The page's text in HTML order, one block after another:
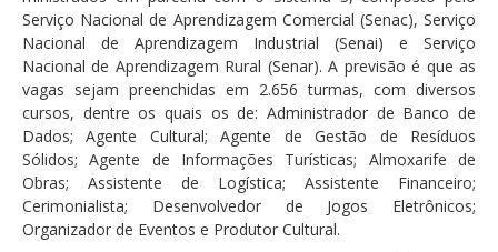
Serviço Nacional de Aprendizagem Comercial (Senac), Serviço
Nacional de Aprendizagem Industrial (Senai) e Serviço
Nacional de Aprendizagem Rural (Senar). A previsão é que as
vagas sejam preenchidas em 2.656 turmas, com diversos
cursos, dentre os quais os de: Administrador de Banco de
Dados; Agente Cultural; Agente de Gestão de Resíduos
Sólidos; Agente de Informações Turísticas; Almoxarife de
Obras; Assistente de Logística; Assistente Financeiro;
Cerimonialista; Desenvolvedor de Jogos Eletrônicos;
Organizador de Eventos e Produtor Cultural.